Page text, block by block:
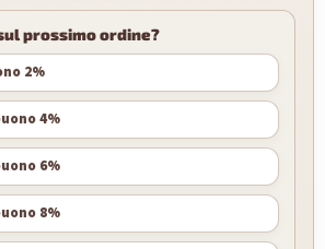
prossimo ordine?
2%
4%
6%
8%